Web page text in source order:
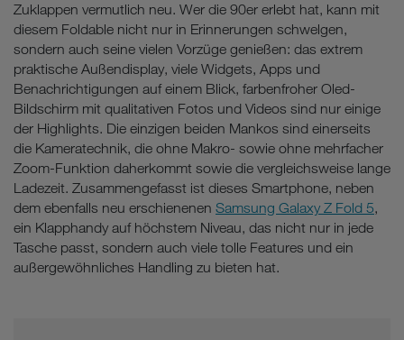
Zuklappen vermutlich neu. Wer die 90er erlebt hat, kann mit
diesem Foldable nicht nur in Erinnerungen schwelgen,
sondern auch seine vielen Vorzüge genießen: das extrem
praktische Außendisplay, viele Widgets, Apps und
Benachrichtigungen auf einem Blick, farbenfroher Oled-
Bildschirm mit qualitativen Fotos und Videos sind nur einige
der Highlights. Die einzigen beiden Mankos sind einerseits
die Kameratechnik, die ohne Makro- sowie ohne mehrfacher
Zoom-Funktion daherkommt sowie die vergleichsweise lange
Ladezeit. Zusammengefasst ist dieses Smartphone, neben
dem ebenfalls neu erschienenen Samsung Galaxy Z Fold 5,
ein Klapphandy auf höchstem Niveau, das nicht nur in jede
Tasche passt, sondern auch viele tolle Features und ein
außergewöhnliches Handling zu bieten hat.